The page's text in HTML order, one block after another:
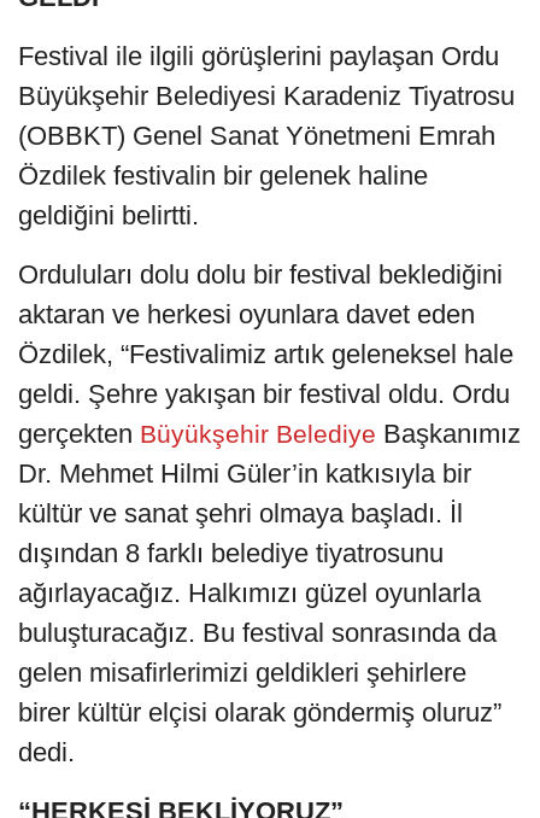
Festival ile ilgili görüşlerini paylaşan Ordu
Büyükşehir Belediyesi Karadeniz Tiyatrosu
(OBBKT) Genel Sanat Yönetmeni Emrah
Özdilek festivalin bir gelenek haline
geldiğini belirtti.
Orduluları dolu dolu bir festival beklediğini
aktaran ve herkesi oyunlara davet eden
Özdilek, “Festivalimiz artık geleneksel hale
geldi. Şehre yakışan bir festival oldu. Ordu
gerçekten Büyükşehir Belediye Başkanımız
Dr. Mehmet Hilmi Güler’in katkısıyla bir
kültür ve sanat şehri olmaya başladı. İl
dışından 8 farklı belediye tiyatrosunu
ağırlayacağız. Halkımızı güzel oyunlarla
buluşturacağız. Bu festival sonrasında da
gelen misafirlerimizi geldikleri şehirlere
birer kültür elçisi olarak göndermiş oluruz”
dedi.
“HERKESİ BEKLİYORUZ”